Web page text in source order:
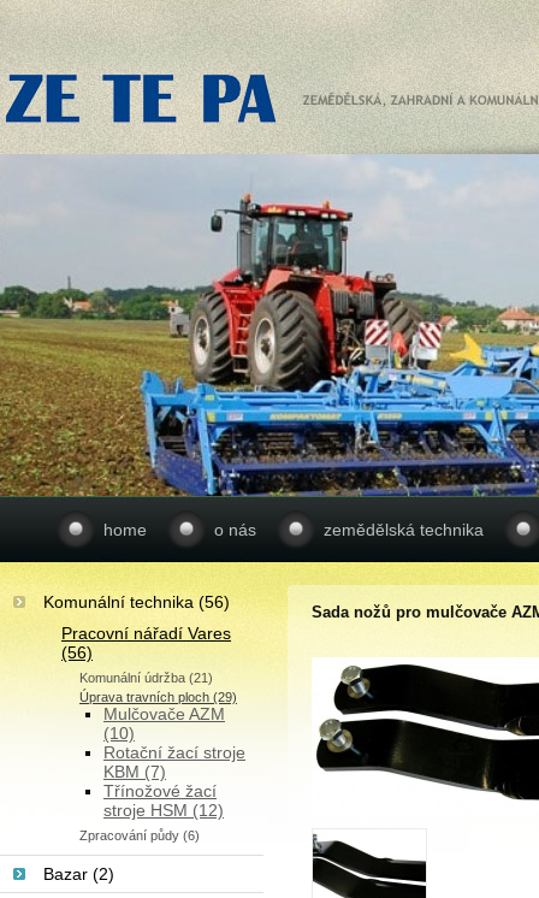
home o nás zemědělská technika
Sada nožů pro mulčovače
Komunální technika (56)
Pracovní nářadí Vares
(56)
Komunální údržba (21)
Úprava travních ploch (29)
Mulčovače AZM
(10)
Rotační žací stroje
KBM (7)
Třínožové žací
stroje HSM (12)
Zpracování půdy (6)
Bazar (2)